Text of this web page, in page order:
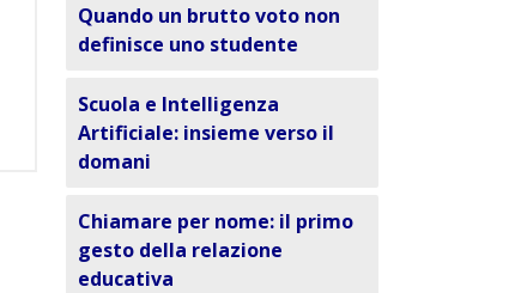
Quando un brutto voto non
definisce uno studente
Scuola e Intelligenza
Artificiale: insieme verso il
domani
Chiamare per nome: il primo
gesto della relazione
educativa